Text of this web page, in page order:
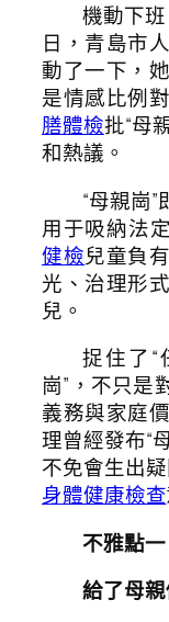
機動下
日，青島市
動了一下，
是情感比例
膳體檢批“母
和熱議。
“母親崗
用于吸納法
健檢兒童負
光、治理形
兒。
捉住了“
崗”，不只是
義務與家庭
理曾經發布“
不免會生出
身體健康檢查
不雅點一
給了母